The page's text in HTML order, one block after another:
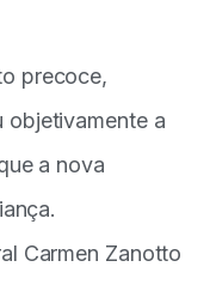
precoce,
objetivamente a
a nova
Carmen Zanotto